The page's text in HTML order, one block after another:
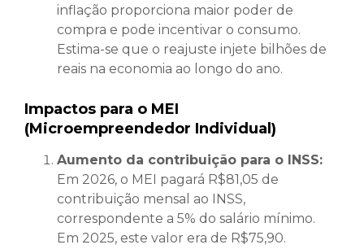
inflação proporciona maior poder de
compra e pode incentivar o consumo.
Estima-se que o reajuste injete bilhões de
reais na economia ao longo do ano.
Impactos para o MEI
(Microempreendedor Individual)
Aumento da contribuição para o INSS:
Em 2026, o MEI pagará R$81,05 de
contribuição mensal ao INSS,
correspondente a 5% do salário mínimo.
Em 2025, este valor era de R$75,90.